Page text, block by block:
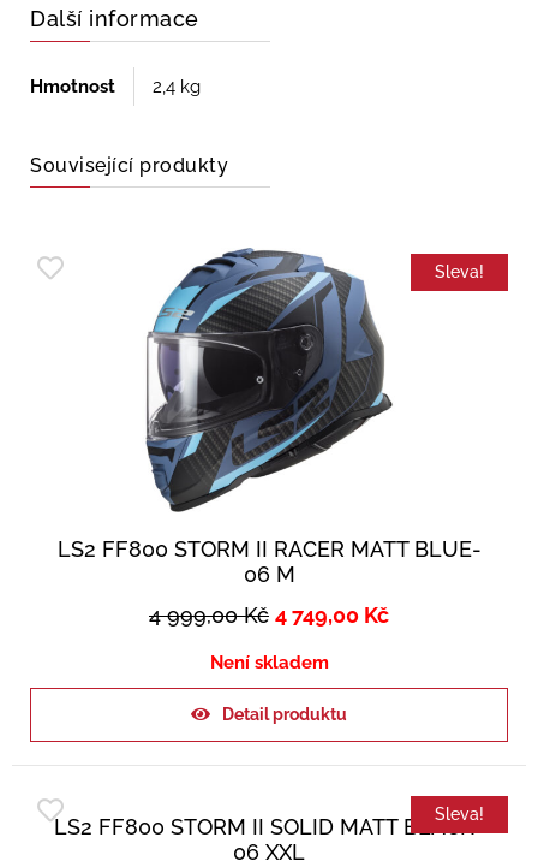
Další informace
Hmotnost 2,4 kg
Související produkty
Sleva!
LS2 FF800 STORM II RACER MATT BLUE-
06 M
4 999,00Kč 4 749,00 Kč
Není skladem
Detail produktu
Sleva!
LS2 FF800 STORM II SOLID MATT BLACK-
06 XXL